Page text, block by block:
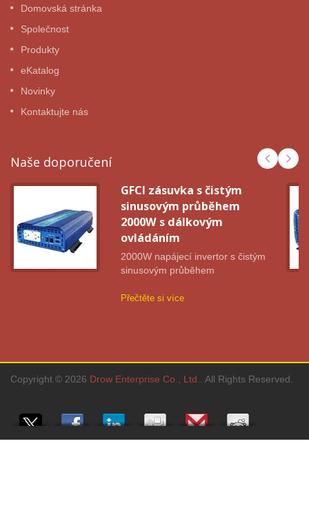
Domovská stránka
Společnost
Produkty
eKatalog
Novinky
Kontaktujte nás
Naše doporučení
GFCI zásuvka s čistým
sinusovým průběhem
2000W s dálkovým
ovládáním
2000W napájecí invertor s čistým
sinusovým průběhem
Přečtěte si více
Copyright © 2026 Drow Enterprise Co., Ltd. . All Rights Reserved.